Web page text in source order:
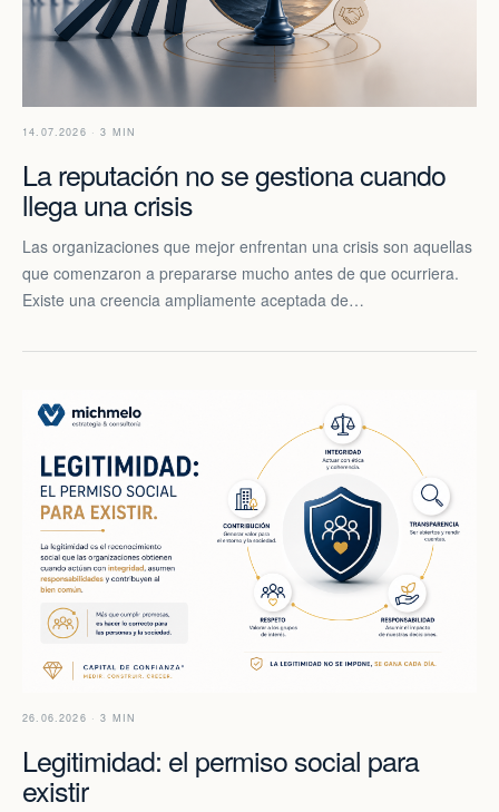
14.07.2026 · 3 MIN
La reputación no se gestiona cuando
llega una crisis
Las organizaciones que mejor enfrentan una crisis son aquellas
que comenzaron a prepararse mucho antes de que ocurriera.
Existe una creencia ampliamente aceptada de…
26.06.2026 · 3 MIN
Legitimidad: el permiso social para
existir